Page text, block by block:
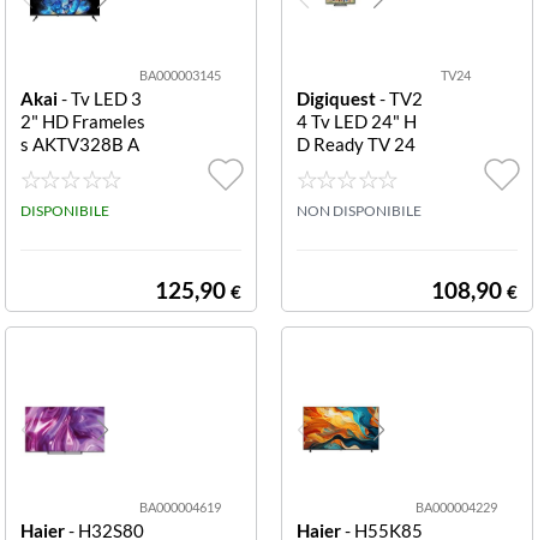
BA000003145
Akai- Tv LED 3
2" HD Frameles
s AKTV328B A
KTV328B FRA
MELESS AKAI
DISPONIBILE
125,90 €
TV24
Digiquest- TV2
4 Tv LED 24" H
D Ready TV 24
HD READY
NON DISPONIBILE
108,90 €
BA000004619
Haier- H32S80
BA000004229
Haier- H55K85